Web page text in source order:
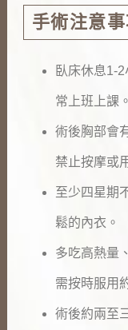
手術注意
臥床休息1-2
常上班上課。
術後胸部會
禁止按摩或
至少四星期
鬆的內衣。
多吃高熱量
需按時服用
術後約兩至